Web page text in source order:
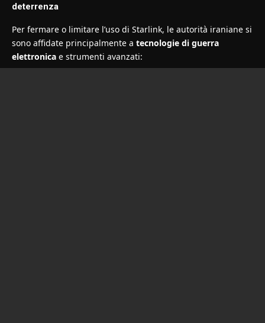
deterrenza
Per fermare o limitare l’uso di Starlink, le autorità iraniane si
sono affidate principalmente a tecnologie di guerra
elettronica e strumenti avanzati: